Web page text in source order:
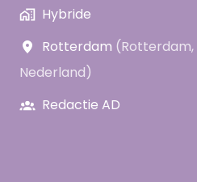
Hybride
Rotterdam (Rotterdam,
Nederland)
Redactie AD